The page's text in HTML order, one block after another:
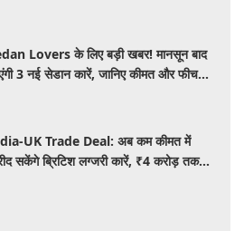
Lovers के लिए बड़ी खबर! मानसून बाद
3 नई सेडान कारें, जानिए कीमत और फीचर्स
UK Trade Deal: अब कम कीमत में
सकेंगे ब्रिटिश लग्जरी कारें, ₹4 करोड़ तक